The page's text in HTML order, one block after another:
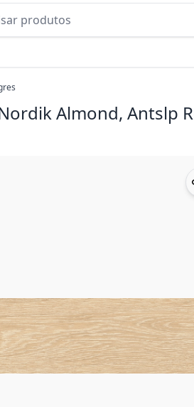
search no header
Almond, Antslp